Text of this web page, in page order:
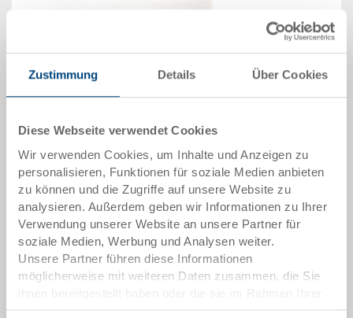
Zustimmung Details Über Cookies
Diese Webseite verwendet Cookies
Wir verwenden Cookies, um Inhalte und Anzeigen zu
personalisieren, Funktionen für soziale Medien anbieten
zu können und die Zugriffe auf unsere Website zu
analysieren. Außerdem geben wir Informationen zu Ihrer
Verwendung unserer Website an unsere Partner für
soziale Medien, Werbung und Analysen weiter.
Unsere Partner führen diese Informationen
möglicherweise mit weiteren Daten zusammen, die Sie
Nutzung der Dienste gesammelt haben.
H1 Kunststoffpalette 1200x800x160
Maße
1200 x 800 x 160 mm
Farbe
Bestell Nr.
33-1208H-01-002-V
Bestellmenge
ab 1 Stück
Sofort lieferbar